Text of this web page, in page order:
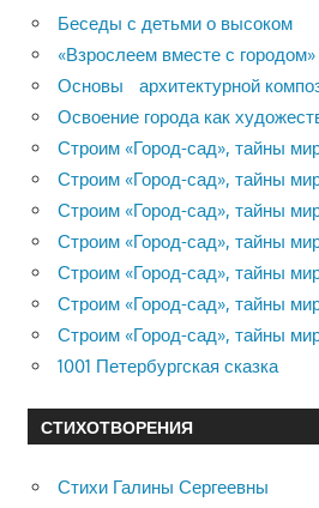
Беседы с детьми о высоком
«Взрослеем вместе с
Основы архитектурной
Освоение города как
Строим «Город-сад», тайны
Строим «Город-сад», тайны
Строим «Город-сад», тайны
Строим «Город-сад», тайны
Строим «Город-сад», тайны
Строим «Город-сад», тайны
Строим «Город-сад», тайны
1001 Петербургская сказка
СТИХОТВОРЕНИЯ
Стихи Галины Сергеевны